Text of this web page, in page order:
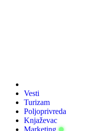
Vesti
Turizam
Poljoprivreda
Knjaževac
Marketing